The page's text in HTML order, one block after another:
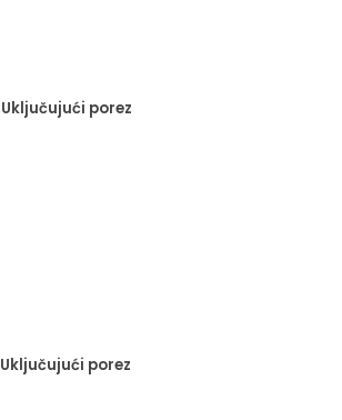
Uključujući porez
Uključujući porez